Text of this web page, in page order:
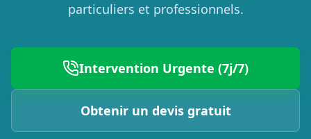
particuliers et professionnels.
Intervention Urgente (7j/7)
Obtenir un devis gratuit